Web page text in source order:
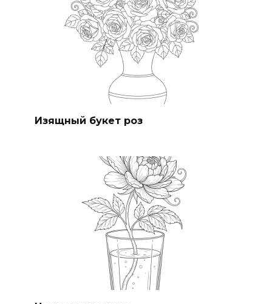
Изящный букет роз